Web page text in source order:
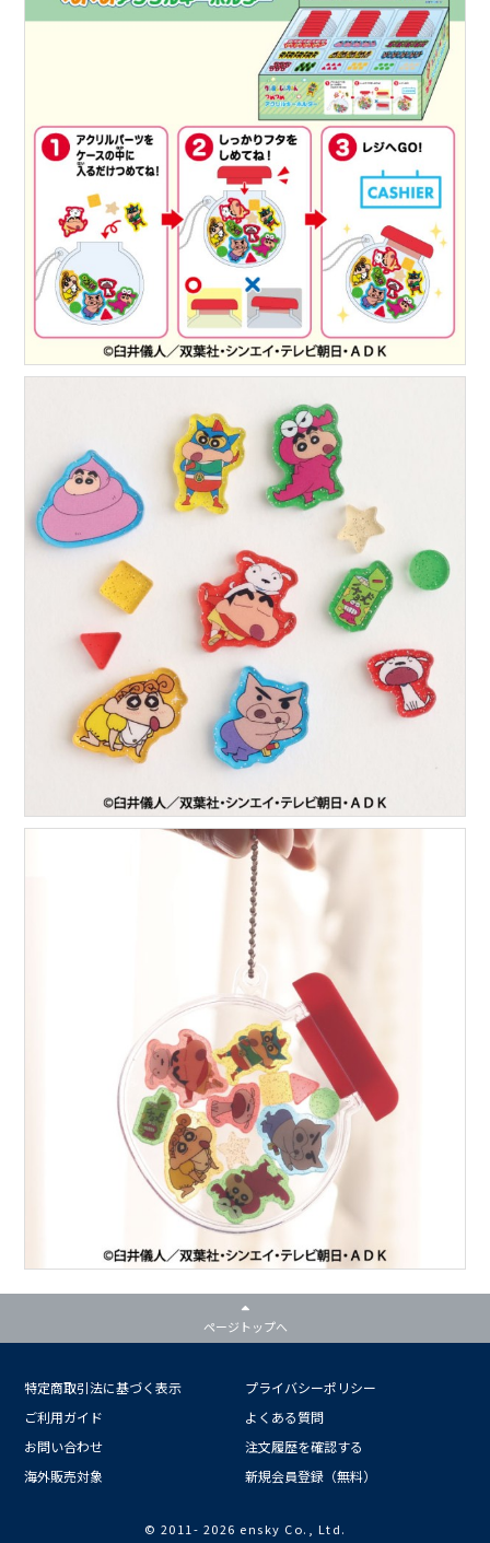
ページトップへ
特定商取引法に基づく表示
プライバシーポリシー
ご利用ガイド
よくある質問
お問い合わせ
注文履歴を確認する
海外販売対象
新規会員登録（無料）
© 2011- 2026 ensky Co., Ltd.